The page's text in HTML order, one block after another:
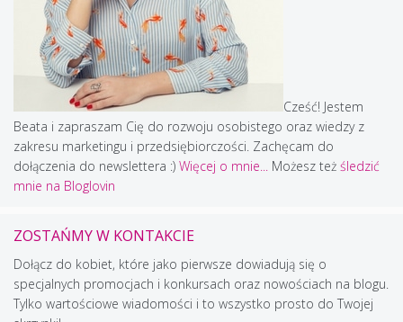
Cześć! Jestem
Beata i zapraszam Cię do rozwoju osobistego oraz wiedzy z
zakresu marketingu i przedsiębiorczości. Zachęcam do
dołączenia do newslettera :) Więcej o mnie... Możesz też śledzić
mnie na Bloglovin
ZOSTAŃMY W KONTAKCIE
Dołącz do kobiet, które jako pierwsze dowiadują się o
specjalnych promocjach i konkursach oraz nowościach na blogu.
Tylko wartościowe wiadomości i to wszystko prosto do Twojej